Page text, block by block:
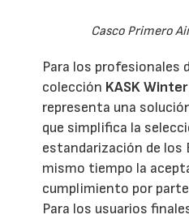
Casco Primero
Para los profesionales
colección KASK
representa una
que simplifica la
estandarización de los
mismo tiempo la
cumplimiento por
Para los usuarios